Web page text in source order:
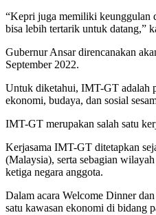
“Kepri juga memiliki keunggulan
bisa lebih tertarik untuk datang,”
Gubernur Ansar direncanakan
September 2022.
Untuk diketahui, IMT-GT adalah
ekonomi, budaya, dan sosial
IMT-GT merupakan salah satu
Kerjasama IMT-GT ditetapkan
(Malaysia), serta sebagian
ketiga negara anggota.
Dalam acara Welcome Dinner
satu kawasan ekonomi di bidang